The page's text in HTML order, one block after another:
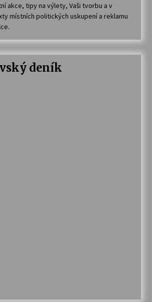
akce, tipy na výlety, Vaši tvorbu a v
místních politických uskupení a reklamu
deník